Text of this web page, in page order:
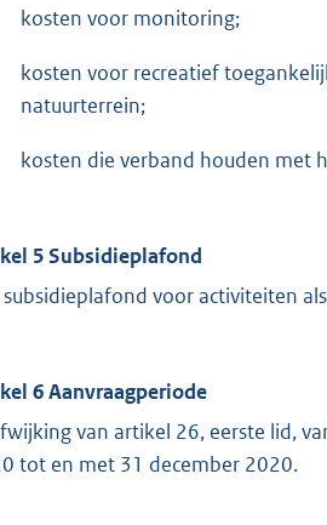
kosten voor monitoring;
kosten voor recreatief
natuurterrein;
kosten die verband houden met
5 Subsidieplafond
subsidieplafond voor activiteiten
6 Aanvraagperiode
van artikel 26, eerste lid,
tot en met 31 december 2020.